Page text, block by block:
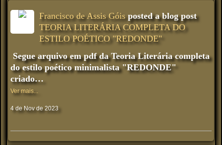
Francisco de Assis Góisposted a blog post
TEORIA LITERÁRIA COMPLETA DO
ESTILO POÉTICO "REDONDE"
Segue arquivo em pdf da Teoria Literária completa
do estilo poético minimalista "REDONDE"
criado…
Ver mais...
4 de Nov de 2023